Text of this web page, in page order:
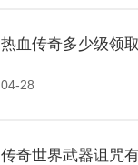
热血传奇多少级领
04-28
传奇世界武器诅咒